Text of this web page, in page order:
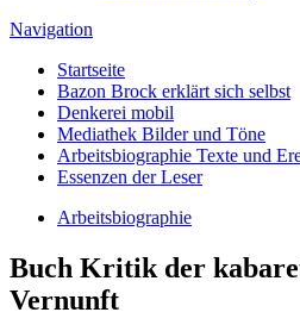
Navigation
Startseite
Bazon Brock erklärt sich selbst
Denkerei mobil
Mediathek Bilder und Töne
Arbeitsbiographie Texte und
Essenzen der Leser
Arbeitsbiographie
Buch Kritik der
Vernunft